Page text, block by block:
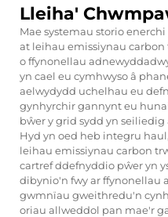
Lleiha'
Mae systemau storio
at leihau emissiynau
o ffynonellau
yn cael eu cymhwyso â
aelwydydd uchelhau eu
gynhyrchir gannynt eu
bŵer y grid sydd yn
Hyd yn oed heb integru
leihau emissiynau carbon
cartref ddefnyddio pŵer yn
dibynio'n fwy ar ffynonellau
gwmnïau gweithredu'n
oriau allweddol pan mae'r